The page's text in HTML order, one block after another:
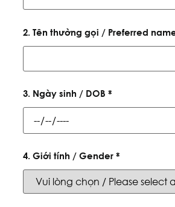
2. Tên thường gọi / Preferred
3. Ngày sinh / DOB *
4. Giới tính / Gender *